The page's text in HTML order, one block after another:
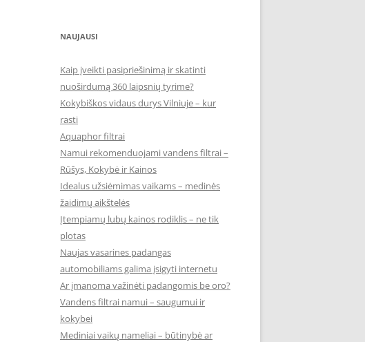
NAUJAUSI
Kaip įveikti pasipriešinimą ir skatinti
nuoširdumą 360 laipsnių tyrime?
Kokybiškos vidaus durys Vilniuje – kur
rasti
Aquaphor filtrai
Namui rekomenduojami vandens filtrai –
Rūšys, Kokybė ir Kainos
Idealus užsiėmimas vaikams – medinės
žaidimų aikštelės
Įtempiamų lubų kainos rodiklis – ne tik
plotas
Naujas vasarines padangas
automobiliams galima įsigyti internetu
Ar įmanoma važinėti padangomis be oro?
Vandens filtrai namui – saugumui ir
kokybei
Mediniai vaikų nameliai – būtinybė ar